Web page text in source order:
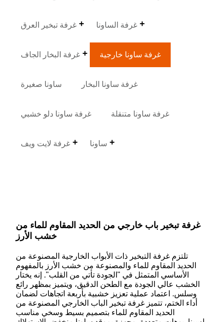
غرفة تبخير العرق غرفة الساونا
غرفة البخار الجاف غرفة ساونا خارجية
ساونا صغيرة غرفة ساونا البخار
غرفة ساونا دلو خشبي غرفة ساونا متنقلة
غرفة لايت ويف ساونا
غرفة تبخير باب خارجي من الحديد المقاوم للماء من
خشب الأرز
تلتزم غرفة التبخير ذات الأبواب الخارجية المصنوعة من
الحديد المقاوم للماء والمصنوعة من خشب الأرز بالمفهوم
الأساسي المتمثل في "الجودة تأتي من القلب". إنه يختار
الخشب عالي الجودة مع الطحن الدقيق، ويتميز بمظهر رائع
وسلس. اعتماد عملية تعزيز خشبية بأربعة اتجاهات لضمان
أداء الختم، تتميز غرفة تبخير الباب الخارجي المصنوعة من
الحديد المقاوم للماء بتصميم بسيط وسخي مناسب